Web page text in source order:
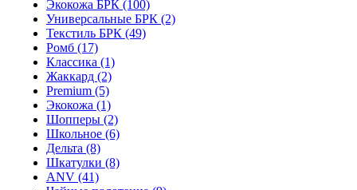
Экокожа БРК (100)
Универсальные БРК (2)
Текстиль БРК (49)
Ромб (17)
Классика (1)
Жаккард (2)
Premium (5)
Экокожа (1)
Шопперы (2)
Школьное (6)
Дельта (8)
Шкатулки (8)
ANV (41)